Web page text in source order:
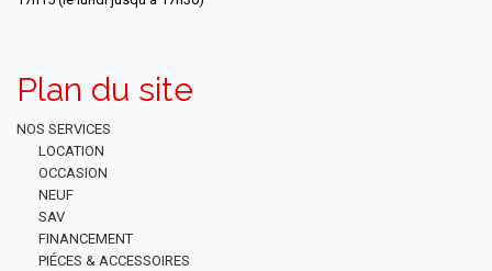
Plan du site
NOS SERVICES
LOCATION
OCCASION
NEUF
SAV
FINANCEMENT
PIÉCES & ACCESSOIRES